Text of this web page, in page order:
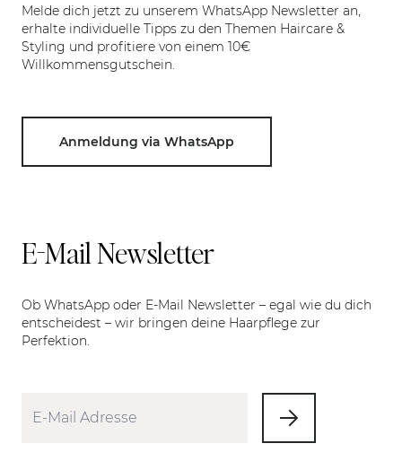
Melde dich jetzt zu unserem WhatsApp Newsletter an,
erhalte individuelle Tipps zu den Themen Haircare &
Styling und profitiere von einem 10€
Willkommensgutschein.
Anmeldung via WhatsApp
E-Mail Newsletter
Ob WhatsApp oder E-Mail Newsletter – egal wie du dich
entscheidest – wir bringen deine Haarpflege zur
Perfektion.